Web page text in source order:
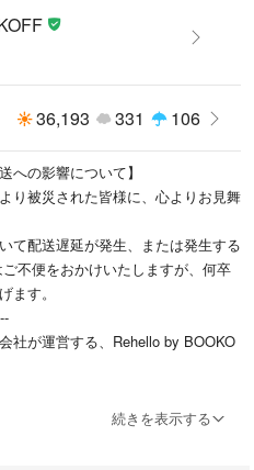
。
質問に回答いたします。
のRehello by BOOKOFF（リハロ）
36,193 331 106
への影響について】
り被災された皆様に、心よりお見舞
て配送遅延が発生、または発生する
不便をおかけいたしますが、何卒
ます。
社が運営する、Rehello by BOOKO
鑑定知識を持つ専門スタッフが、
続きを表示する